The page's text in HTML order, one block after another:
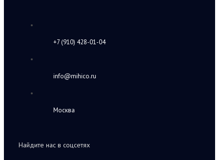
+7 (910) 428-01-04
info@mihico.ru
Москва
Найдите нас в соцсетях